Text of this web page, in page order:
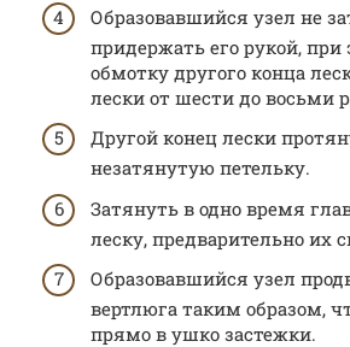
Образовавшийся узел не
придержать его рукой, при
обмотку другого конца
лески от шести до восьми
Другой конец лески
незатянутую петельку.
Затянуть в одно время
леску, предварительно их
Образовавшийся узел
вертлюга таким образом,
прямо в ушко застежки.